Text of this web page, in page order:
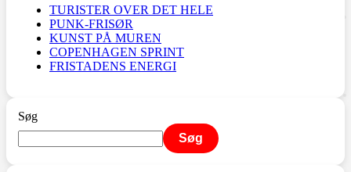
TURISTER OVER DET HELE
PUNK-FRISØR
KUNST PÅ MUREN
COPENHAGEN SPRINT
FRISTADENS ENERGI
Søg
Søg